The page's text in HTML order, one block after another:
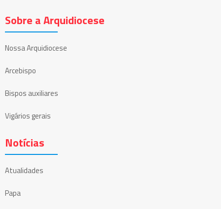
Sobre a Arquidiocese
Nossa Arquidiocese
Arcebispo
Bispos auxiliares
Vigários gerais
Notícias
Atualidades
Papa